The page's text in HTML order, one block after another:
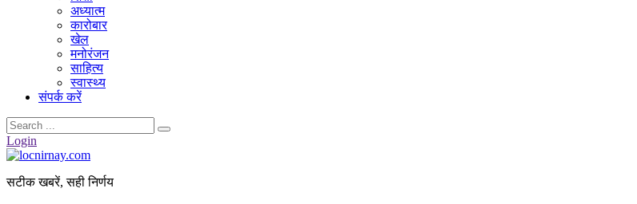
अध्यात्म
कारोबार
खेल
मनोरंजन
साहित्य
स्वास्थ्य
संपर्क करें
Login
सटीक खबरें, सही निर्णय